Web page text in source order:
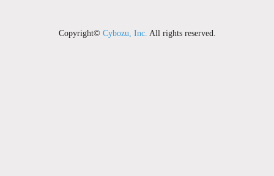
Copyright© Cybozu, Inc. All rights reserved.